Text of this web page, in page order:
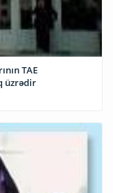
TAE
üzrədir